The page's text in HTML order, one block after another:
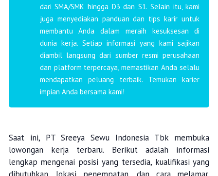
dari SMA/SMK hingga D3 dan S1. Selain itu, kami
juga menyediakan panduan dan tips karir untuk
membantu Anda dalam meraih kesuksesan di
dunia kerja. Setiap informasi yang kami sajikan
diambil langsung dari sumber resmi perusahaan
dan platform terpercaya, memastikan Anda selalu
mendapatkan peluang terbaik. Temukan karier
impian Anda bersama kami!
Saat ini, PT Sreeya Sewu Indonesia Tbk membuka
lowongan kerja terbaru. Berikut adalah informasi
lengkap mengenai posisi yang tersedia, kualifikasi yang